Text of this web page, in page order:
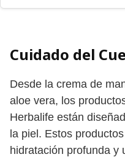
Cuidado del
Desde la crema de
aloe vera, los
Herbalife están
la piel. Estos
hidratación profunda y